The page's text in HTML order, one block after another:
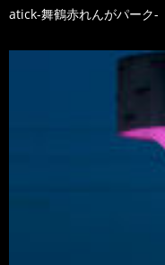
atick-舞鶴赤れんがパーク-